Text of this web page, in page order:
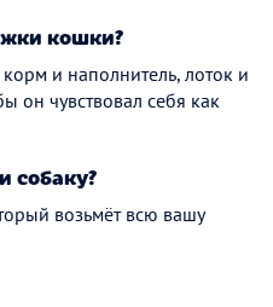
кошки?
и наполнитель, лоток и
он чувствовал себя как
собаку?
возьмёт всю вашу